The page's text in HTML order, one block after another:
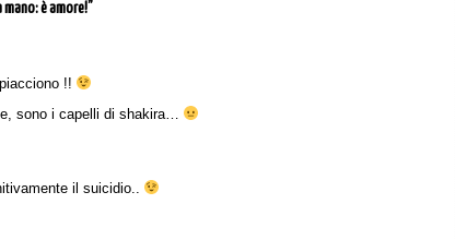
è amore!”
!!
sono i capelli di shakira…
il suicidio..